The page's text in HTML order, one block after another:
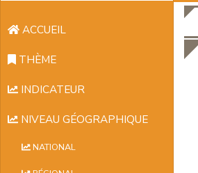
ACCUEIL
THÈME
INDICATEUR
NIVEAU GÉOGRAPHIQUE
NATIONAL